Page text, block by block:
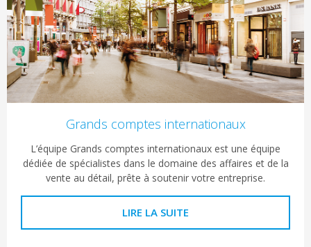
Grands comptes internationaux
L’équipe Grands comptes internationaux est une équipe
dédiée de spécialistes dans le domaine des affaires et de la
vente au détail, prête à soutenir votre entreprise.
LIRE LA SUITE